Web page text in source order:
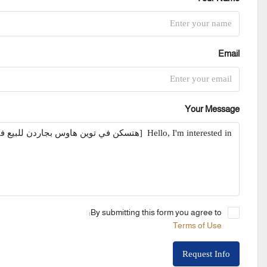
Email
Your Message
By submitting this form you agree to:
Terms of Use
Request Info